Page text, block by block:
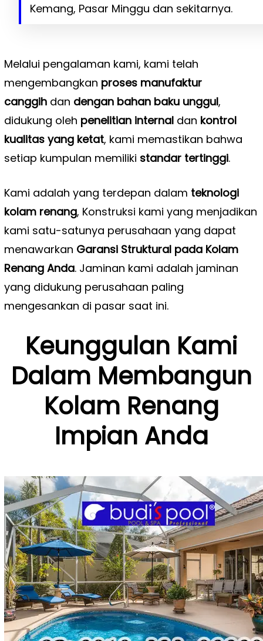
Kemang, Pasar Minggu dan sekitarnya.
Melalui pengalaman kami, kami telah
mengembangkan proses manufaktur
canggihdan dengan bahan baku unggul,
didukung oleh penelitian internaldan kontrol
kualitas yang ketat, kami memastikan bahwa
setiap kumpulan memiliki standar tertinggi.
Kami adalah yang terdepan dalam teknologi
kolam renang, Konstruksi kami yang menjadikan
kami satu-satunya perusahaan yang dapat
menawarkan Garansi Struktural pada Kolam
Renang Anda. Jaminan kami adalah jaminan
yang didukung perusahaan paling
mengesankan di pasar saat ini.
Keunggulan Kami
Dalam Membangun
Kolam Renang
Impian Anda